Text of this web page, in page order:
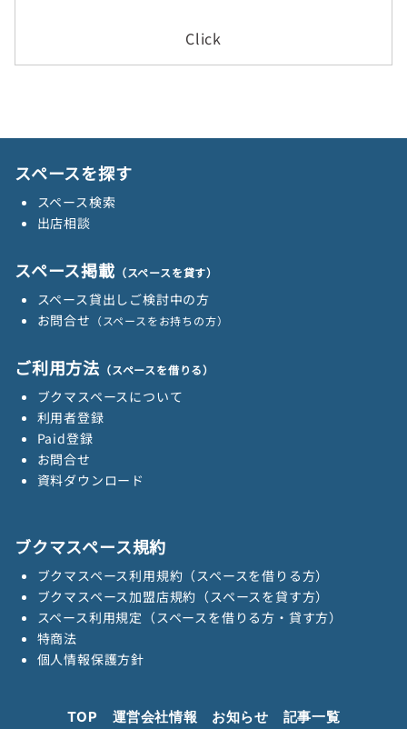
Click
スペースを探す
スペース検索
出店相談
スペース掲載 （スペースを貸す）
スペース貸出しご検討中の方
お問合せ （スペースをお持ちの方）
ご利用方法 （スペースを借りる）
ブクマスペースについて
利用者登録
Paid登録
お問合せ
資料ダウンロード
ブクマスペース規約
ブクマスペース利用規約（スペースを借りる方）
ブクマスペース加盟店規約（スペースを貸す方）
スペース利用規定（スペースを借りる方・貸す方）
特商法
個人情報保護方針
TOP 運営会社情報 お知らせ 記事一覧